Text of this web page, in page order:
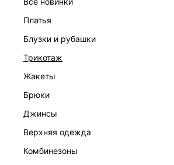
платья
блузки и рубашки
трикотаж
жакеты
брюки
джинсы
верхняя одежда
комбинезоны